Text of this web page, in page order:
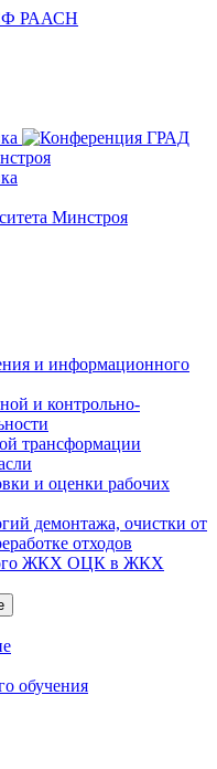
и информационного
и контрольно-
трансформации
и оценки рабочих
демонтажа, очистки от
отходов
ЖКХ ОЦК в ЖКХ
обучения